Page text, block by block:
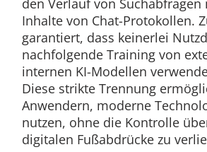
Inhalte von Chat-Protokollen.
garantiert, dass keinerlei
nachfolgende Training von
internen KI-Modellen
Diese strikte Trennung
Anwendern, moderne
nutzen, ohne die Kontrolle
digitalen Fußabdrücke zu